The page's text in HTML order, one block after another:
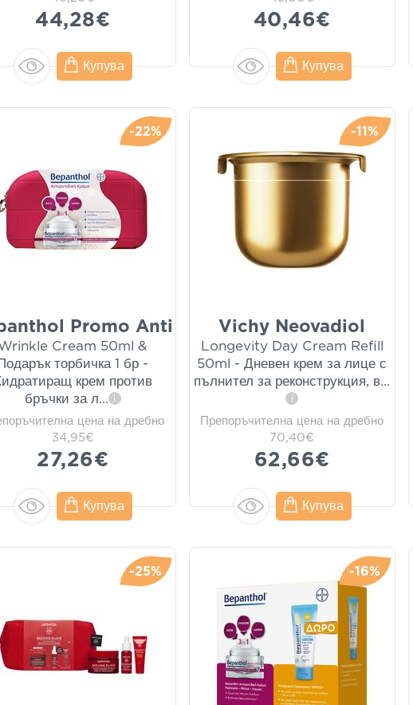
44,28€
Купува
40,46€
Купува
-22%
Promo Anti
Cream 50ml &
торбичка 1 бр -
крем против
бръчки за л... i
цена на дребно
34,95€
27,26€
Купува
-11%
Vichy Neovadiol
Longevity Day Cream Refill
50ml - Дневен крем за лице с
пълнител за реконструкция, в...
i
Препоръчителна цена на дребно
70,40€
62,66€
Купува
-25% -16%